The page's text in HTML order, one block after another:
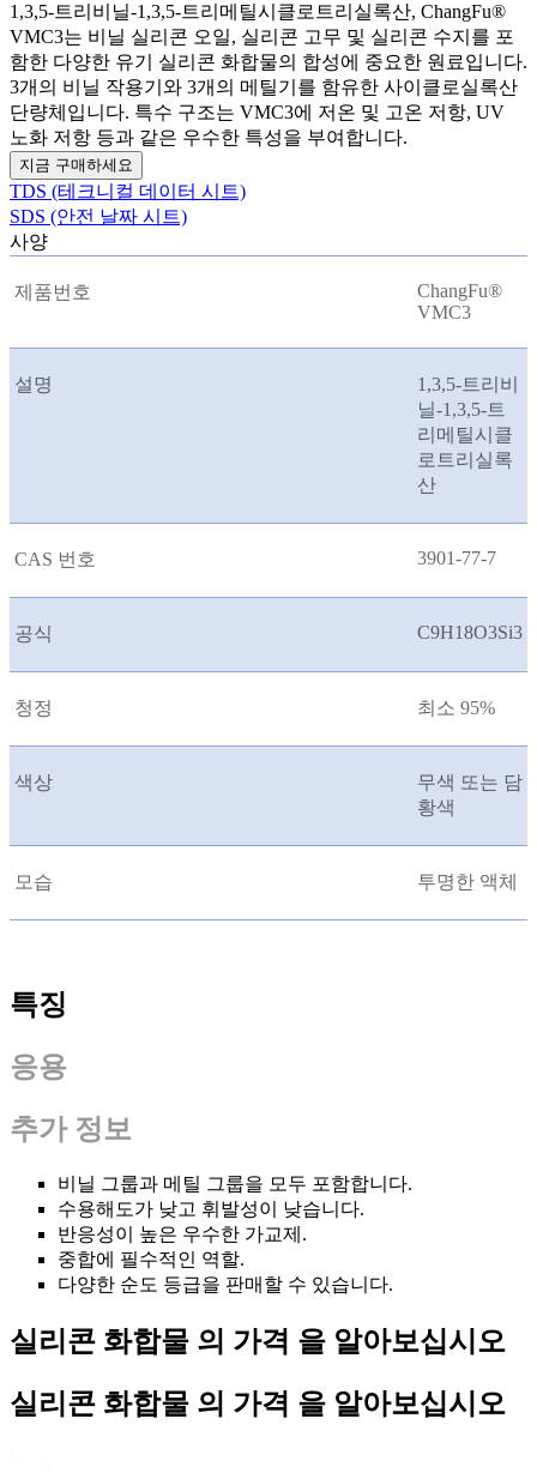
1,3,5-트리비닐-1,3,5-트리메틸시클로트리실록산, ChangFu®
VMC3는 비닐 실리콘 오일, 실리콘 고무 및 실리콘 수지를 포
함한 다양한 유기 실리콘 화합물의 합성에 중요한 원료입니다.
3개의 비닐 작용기와 3개의 메틸기를 함유한 사이클로실록산
단량체입니다. 특수 구조는 VMC3에 저온 및 고온 저항, UV
노화 저항 등과 같은 우수한 특성을 부여합니다.
지금 구매하세요
TDS (테크니컬 데이터 시트)
SDS (안전 날짜 시트)
사양
제품번호
ChangFu®
VMC3
설명
1,3,5-트리비
닐-1,3,5-트
리메틸시클
로트리실록
산
CAS 번호 3901-77-7
공식 C9H18O3Si3
청정 최소 95%
색상
무색 또는 담
황색
모습 투명한 액체
특징
응용
추가 정보
비닐 그룹과 메틸 그룹을 모두 포함합니다.
수용해도가 낮고 휘발성이 낮습니다.
반응성이 높은 우수한 가교제.
중합에 필수적인 역할.
다양한 순도 등급을 판매할 수 있습니다.
실리콘 화합물 의 가격 을 알아보십시오
실리콘 화합물 의 가격 을 알아보십시오